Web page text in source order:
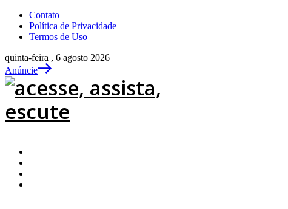
Contato
Política de Privacidade
Termos de Uso
quinta-feira , 6 agosto 2026
Anúncie